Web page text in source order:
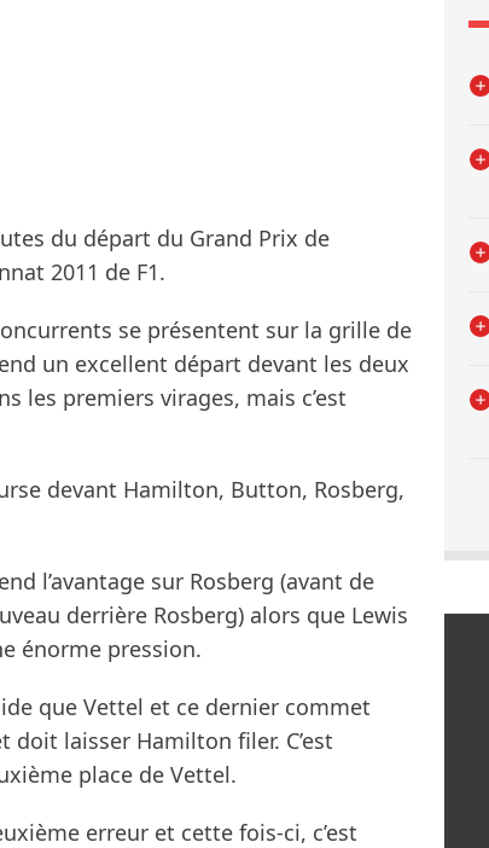
du départ du Grand Prix de
2011 de F1.
se présentent sur la grille de
un excellent départ devant les deux
les premiers virages, mais c’est
devant Hamilton, Button, Rosberg,
l’avantage sur Rosberg (avant de
derrière Rosberg) alors que Lewis
énorme pression.
que Vettel et ce dernier commet
laisser Hamilton filer. C’est
place de Vettel.
erreur et cette fois-ci, c’est